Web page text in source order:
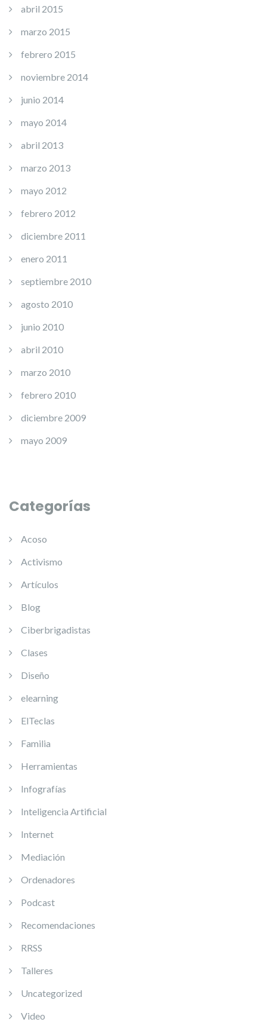
abril 2015
marzo 2015
febrero 2015
noviembre 2014
junio 2014
mayo 2014
abril 2013
marzo 2013
mayo 2012
febrero 2012
diciembre 2011
enero 2011
septiembre 2010
agosto 2010
junio 2010
abril 2010
marzo 2010
febrero 2010
diciembre 2009
mayo 2009
Categorías
Acoso
Activismo
Artículos
Blog
Ciberbrigadistas
Clases
Diseño
elearning
ElTeclas
Familia
Herramientas
Infografías
Inteligencia Artificial
Internet
Mediación
Ordenadores
Podcast
Recomendaciones
RRSS
Talleres
Uncategorized
Video